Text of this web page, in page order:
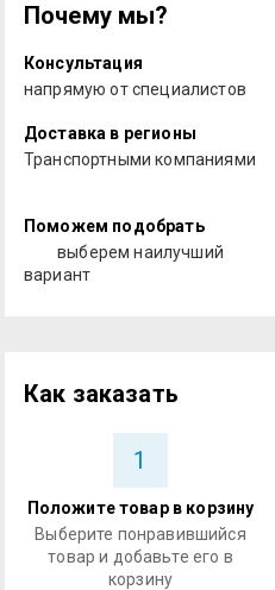
Почему мы?
Консультация
напрямую от специалистов
Доставка в регионы
Транспортными компаниями
Поможем подобрать
выберем наилучший
вариант
Как заказать
1
Положите товар в корзину
Выберите понравившийся
товар и добавьте его в
корзину